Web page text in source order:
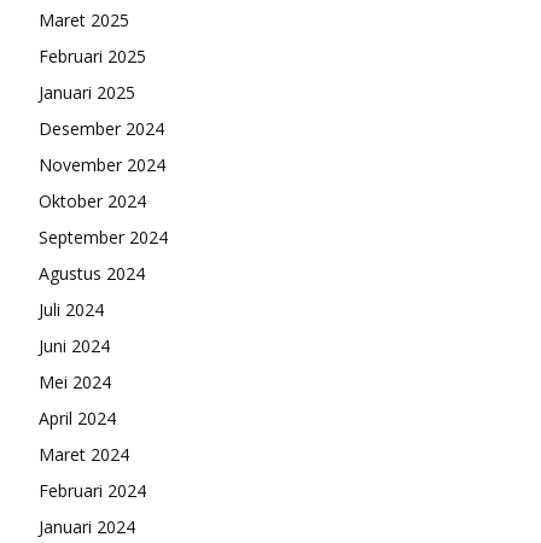
Maret 2025
Februari 2025
Januari 2025
Desember 2024
November 2024
Oktober 2024
September 2024
Agustus 2024
Juli 2024
Juni 2024
Mei 2024
April 2024
Maret 2024
Februari 2024
Januari 2024